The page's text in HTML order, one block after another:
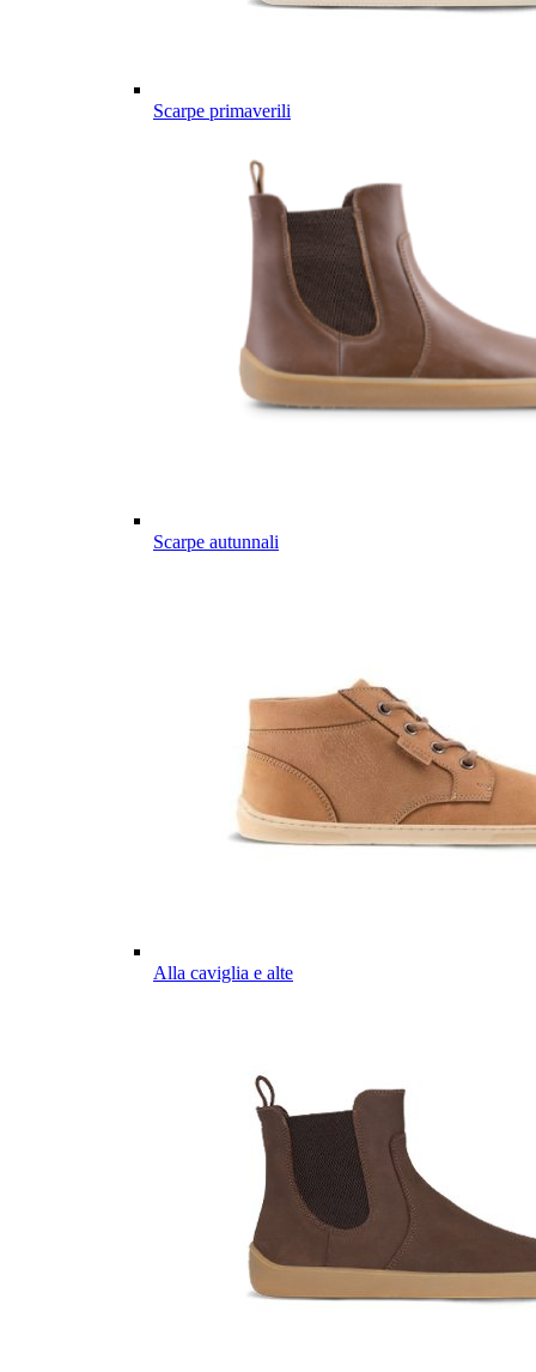
Scarpe primaverili
Scarpe autunnali
Alla caviglia e alte